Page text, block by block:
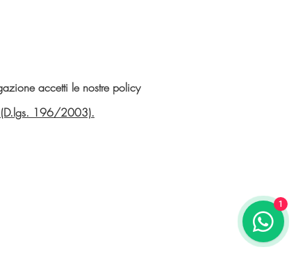
accetti le nostre policy
(D.lgs. 196/2003).
1